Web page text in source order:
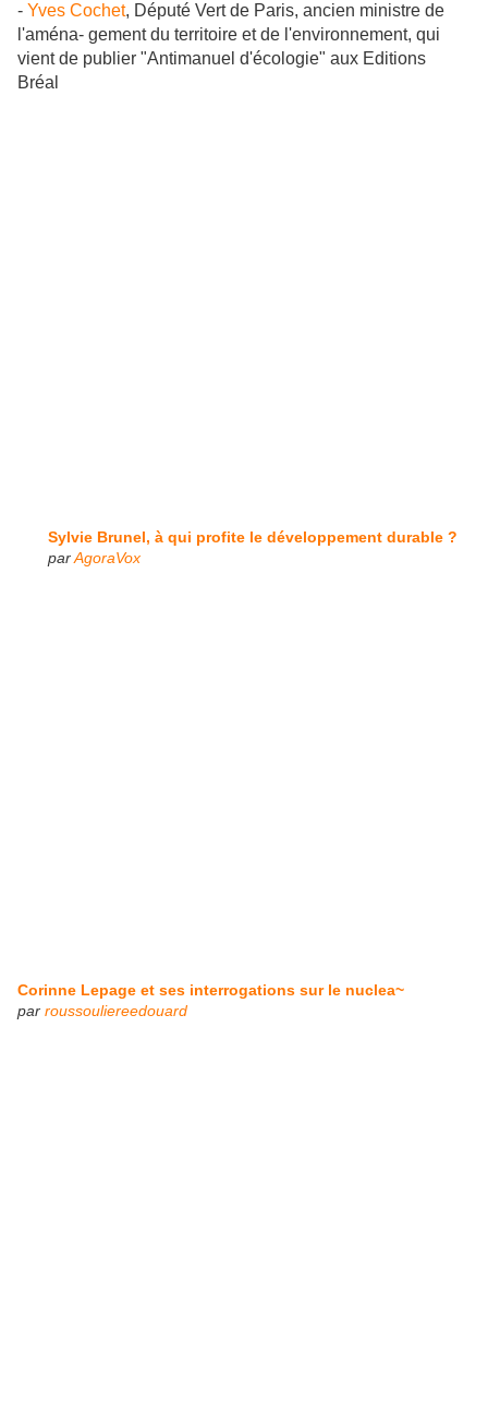
- Yves Cochet, Député Vert de Paris, ancien ministre de
l'aména- gement du territoire et de l'environnement, qui
vient de publier "Antimanuel d'écologie" aux Editions
Bréal
Sylvie Brunel, à qui profite le développement durable ?
parAgoraVox
Corinne Lepage et ses interrogations sur le nuclea~
par roussouliereedouard